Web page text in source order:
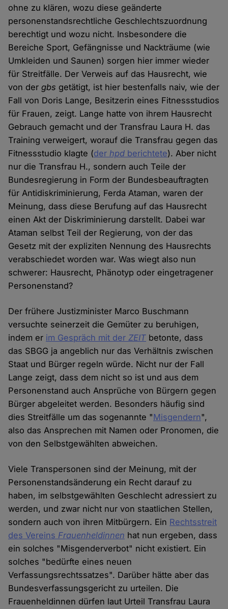
ohne zu klären, wozu diese geänderte
personenstandsrechtliche Geschlechtszuordnung
berechtigt und wozu nicht. Insbesondere die
Bereiche Sport, Gefängnisse und Nackträume (wie
Umkleiden und Saunen) sorgen hier immer wieder
für Streitfälle. Der Verweis auf das Hausrecht, wie
von dergbs getätigt, ist hier bestenfalls naiv, wie der
Fall von Doris Lange, Besitzerin eines Fitnessstudios
für Frauen, zeigt. Lange hatte von ihrem Hausrecht
Gebrauch gemacht und der Transfrau Laura H. das
Training verweigert, worauf die Transfrau gegen das
Fitnessstudio klagte (der hpd berichtete). Aber nicht
nur die Transfrau H., sondern auch Teile der
Bundesregierung in Form der Bundesbeauftragten
für Antidiskriminierung, Ferda Ataman, waren der
Meinung, dass diese Berufung auf das Hausrecht
einen Akt der Diskriminierung darstellt. Dabei war
Ataman selbst Teil der Regierung, von der das
Gesetz mit der expliziten Nennung des Hausrechts
verabschiedet worden war. Was wiegt also nun
schwerer: Hausrecht, Phänotyp oder eingetragener
Personenstand?
Der frühere Justizminister Marco Buschmann
versuchte seinerzeit die Gemüter zu beruhigen,
indem er im Gespräch mit der ZEIT betonte, dass
das SBGG ja angeblich nur das Verhältnis zwischen
Staat und Bürger regeln würde. Nicht nur der Fall
Lange zeigt, dass dem nicht so ist und aus dem
Personenstand auch Ansprüche von Bürgern gegen
Bürger abgeleitet werden. Besonders häufig sind
dies Streitfälle um das sogenannte "Misgendern",
also das Ansprechen mit Namen oder Pronomen, die
von den Selbstgewählten abweichen.
Viele Transpersonen sind der Meinung, mit der
Personenstandsänderung ein Recht darauf zu
haben, im selbstgewählten Geschlecht adressiert zu
werden, und zwar nicht nur von staatlichen Stellen,
sondern auch von ihren Mitbürgern. Ein Rechtsstreit
des Vereins Frauenheldinnen hat nun ergeben, dass
ein solches "Misgenderverbot" nicht existiert. Ein
solches "bedürfte eines neuen
Verfassungsrechtssatzes". Darüber hätte aber das
Bundesverfassungsgericht zu urteilen. Die
Frauenheldinnen dürfen laut Urteil Transfrau Laura